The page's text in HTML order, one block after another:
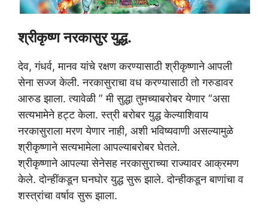
श्रीकृष्ण नरकासुर युद्ध.
देव, गंधर्व, मानव यांचे रक्षण करण्यासाठी श्रीकृष्णाने आपली
सेना सज्ज केली. नरकासुराचा वध करण्यासाठी तो गरुडावर
आरुड झाला. त्यावेळी ” मी सुद्धा तुमच्याबरोबर येणार “असा
सत्यभामेने हट्ट केला. स्त्री बरोबर युद्ध केल्याशिवाय
नरकासुराला मरण येणार नाही, अशी भविष्यवाणी असल्यामुळे
श्रीकृष्णाने सत्यभामेला आपल्याबरोबर घेतले.
श्रीकृष्णाने आपल्या सेनेसह नरकासुराच्या राज्यावर आक्रमण
केले. दोन्हींकडून घनघोर युद्ध सुरू झाले. दोन्हीकडून बाणांचा व
शस्त्रांचा वर्षाव सुरू झाला.